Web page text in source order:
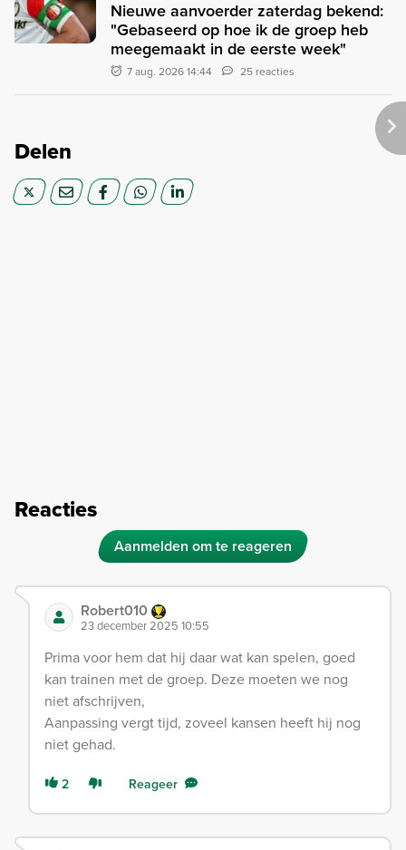
Nieuwe aanvoerder zaterdag bekend:
"Gebaseerd op hoe ik de groep heb
meegemaakt in de eerste week"
7 aug. 2026 14:44 25 reacties
Delen
Reacties
Aanmelden om te reageren
Robert010
23 december 2025 10:55
Prima voor hem dat hij daar wat kan spelen, goed
kan trainen met de groep. Deze moeten we nog
niet afschrijven,
Aanpassing vergt tijd, zoveel kansen heeft hij nog
niet gehad.
2 Reageer